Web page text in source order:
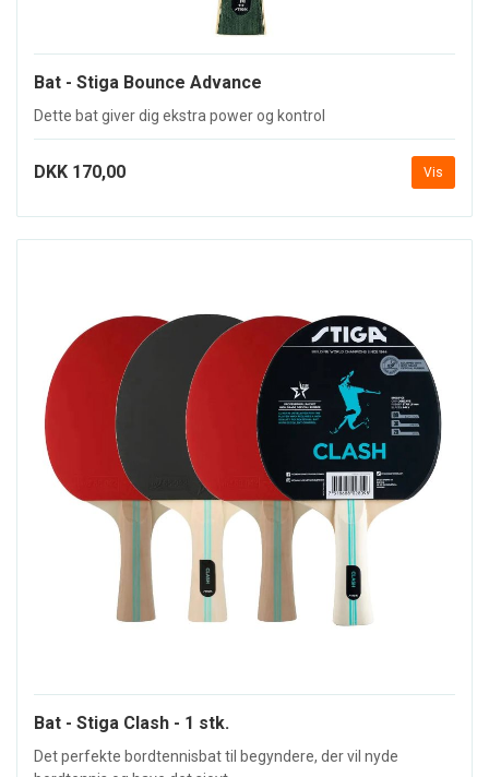
Bat - Stiga Bounce Advance
Dette bat giver dig ekstra power og kontrol
DKK 170,00 Vis
Bat - Stiga Clash - 1 stk.
Det perfekte bordtennisbat til begyndere, der vil nyde